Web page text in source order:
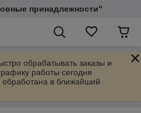
принадлежности"
обрабатывать заказы и
работы сегодня
в ближайший